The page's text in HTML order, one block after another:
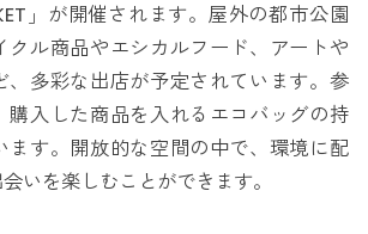
」が開催されます。屋外の都市公園
クル商品やエシカルフード、アートや
、多彩な出店が予定されています。参
購入した商品を入れるエコバッグの持
ます。開放的な空間の中で、環境に配
いを楽しむことができます。